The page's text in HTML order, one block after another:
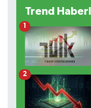
Trend
1
2